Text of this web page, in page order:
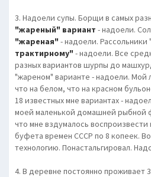
3. Надоели супы. Борщи в самых
"жареный" вариант - надоели.
"жареная" - надоели.
трактирному" - надоели. Все
разных вариантов шурпы до
"жареном" варианте - надоели. Мой
что на белом, что на красном
18 известных мне вариантах -
моей маленькой домашней рыбной
что мне вздумалось
буфета времен СССР по 8 копеек.
технологию. Понастальгировал.
4. В деревне постоянно проживает